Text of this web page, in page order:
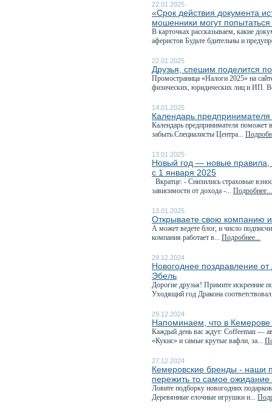
22.01.2025
«Срок действия документа
мошенники могут
В карточках рассказываем, какие
аферистов Будьте бдительны и
22.01.2025
Друзья, спешим поделится
Промостраница «Налоги 2025» на
физических, юридических лиц и ИП.
14.01.2025
Календарь
Календарь предпринимателя поможет
забыть.Специалисты Центра...
13.01.2025
Новый год — новые правила,
с 1 января 2025
Вкратце: - Снизились страховые
зависимости от дохода -... Подробнее...
13.01.2025
Открываете свою компанию
А может ведете блог, и число
компания работает в... Подробнее...
29.12.2024
Новогоднее поздравление
Эбель
Дорогие друзья! Примите искренние
Уходящий год Дракона
29.12.2024
Напоминаем, что в Кемерове
Каждый день вас ждут: Coffeeman —
«Кукис» и самые крутые вафли, за...
27.12.2024
Кемеровские бренды - наши
пережить то самое ожидание
Ловите подборку новогодних
Деревянные елочные игрушки и...